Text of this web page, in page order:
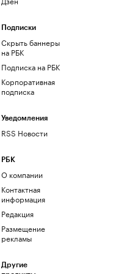
Подписки
Скрыть баннеры
на РБК
Подписка на РБК
Корпоративная
подписка
Уведомления
RSS Новости
РБК
О компании
Контактная
информация
Редакция
Размещение
рекламы
Другие